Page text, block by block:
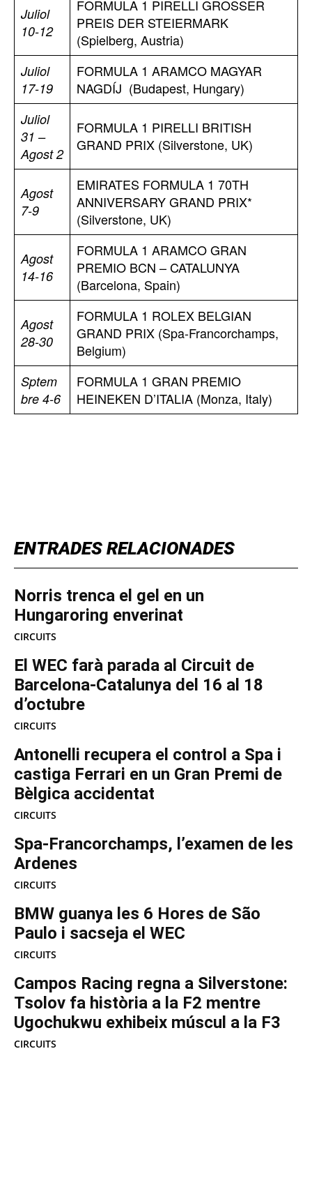
ENTRADES RELACIONADES
Norris trenca el gel en un
Hungaroring enverinat
CIRCUITS
El WEC farà parada al Circuit de
Barcelona-Catalunya del 16 al 18
d’octubre
CIRCUITS
Antonelli recupera el control a Spa i
castiga Ferrari en un Gran Premi de
Bèlgica accidentat
CIRCUITS
Spa-Francorchamps, l’examen de les
Ardenes
CIRCUITS
BMW guanya les 6 Hores de São
Paulo i sacseja el WEC
CIRCUITS
Campos Racing regna a Silverstone:
Tsolov fa història a la F2 mentre
Ugochukwu exhibeix múscul a la F3
CIRCUITS
Juliol
10-12
FORMULA 1 PIRELLI GROSSER
PREIS DER STEIERMARK
(Spielberg, Austria)
Juliol
17-19
FORMULA 1 ARAMCO MAGYAR
NAGDÍJ (Budapest, Hungary)
Juliol
31 –
Agost 2
FORMULA 1 PIRELLI BRITISH
GRAND PRIX (Silverstone, UK)
Agost
7-9
EMIRATES FORMULA 1 70TH
ANNIVERSARY GRAND PRIX*
(Silverstone, UK)
Agost
14-16
FORMULA 1 ARAMCO GRAN
PREMIO BCN – CATALUNYA
(Barcelona, Spain)
Agost
28-30
FORMULA 1 ROLEX BELGIAN
GRAND PRIX (Spa-Francorchamps,
Belgium)
Sptem
bre 4-6
FORMULA 1 GRAN PREMIO
HEINEKEN D’ITALIA (Monza, Italy)